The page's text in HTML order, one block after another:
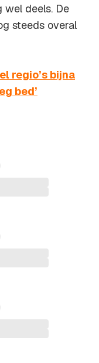
wel deels. De
steeds overal
regio’s bijna
bed’